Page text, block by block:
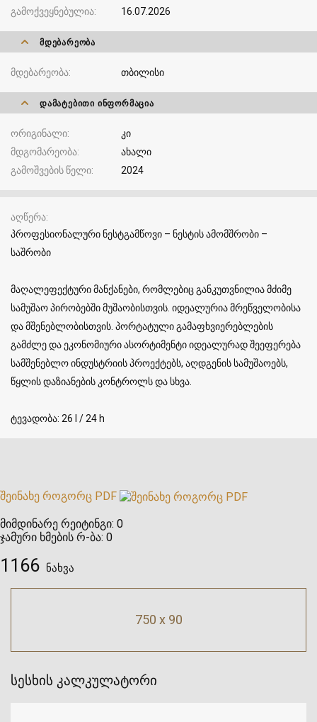
გამოქვეყნებულია
16.07.2026
ᲛᲓᲔᲑᲐᲠᲔᲝᲑᲐ
მდებარეობა თბილისი
ᲓᲐᲛᲐᲢᲔᲑᲘᲗᲘ ᲘᲜᲤᲝᲠᲛᲐᲪᲘᲐ
ორიგინალი
კი
მდგომარეობა
ახალი
გამოშვების წელი
2024
აღწერა
პროფესიონალური ნესტგამწოვი – ნესტის ამომშრობი –
საშრობი
მაღალეფექტური მანქანები, რომლებიც განკუთვნილია მძიმე
სამუშაო პირობებში მუშაობისთვის. იდეალურია მრეწველობისა
და მშენებლობისთვის. პორტატული გამაფხვიერებლების
გამძლე და ეკონომიური ასორტიმენტი იდეალურად შეეფერება
სამშენებლო ინდუსტრიის პროექტებს, აღდგენის სამუშაოებს,
წყლის დაზიანების კონტროლს და სხვა.
ტევადობა: 26 l / 24 h
შეინახე როგორც PDF
მიმდინარე რეიტინგი: 0
ჯამური ხმების რ-ბა: 0
1166 ნახვა
750 x 90
სესხის კალკულატორი